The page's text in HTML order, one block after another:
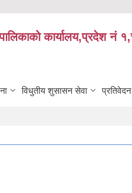
कार्यालय,प्रदेश नं
विधुतीय शुसासन सेवा प्रतिवेदन